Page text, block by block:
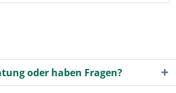
oder haben Fragen?